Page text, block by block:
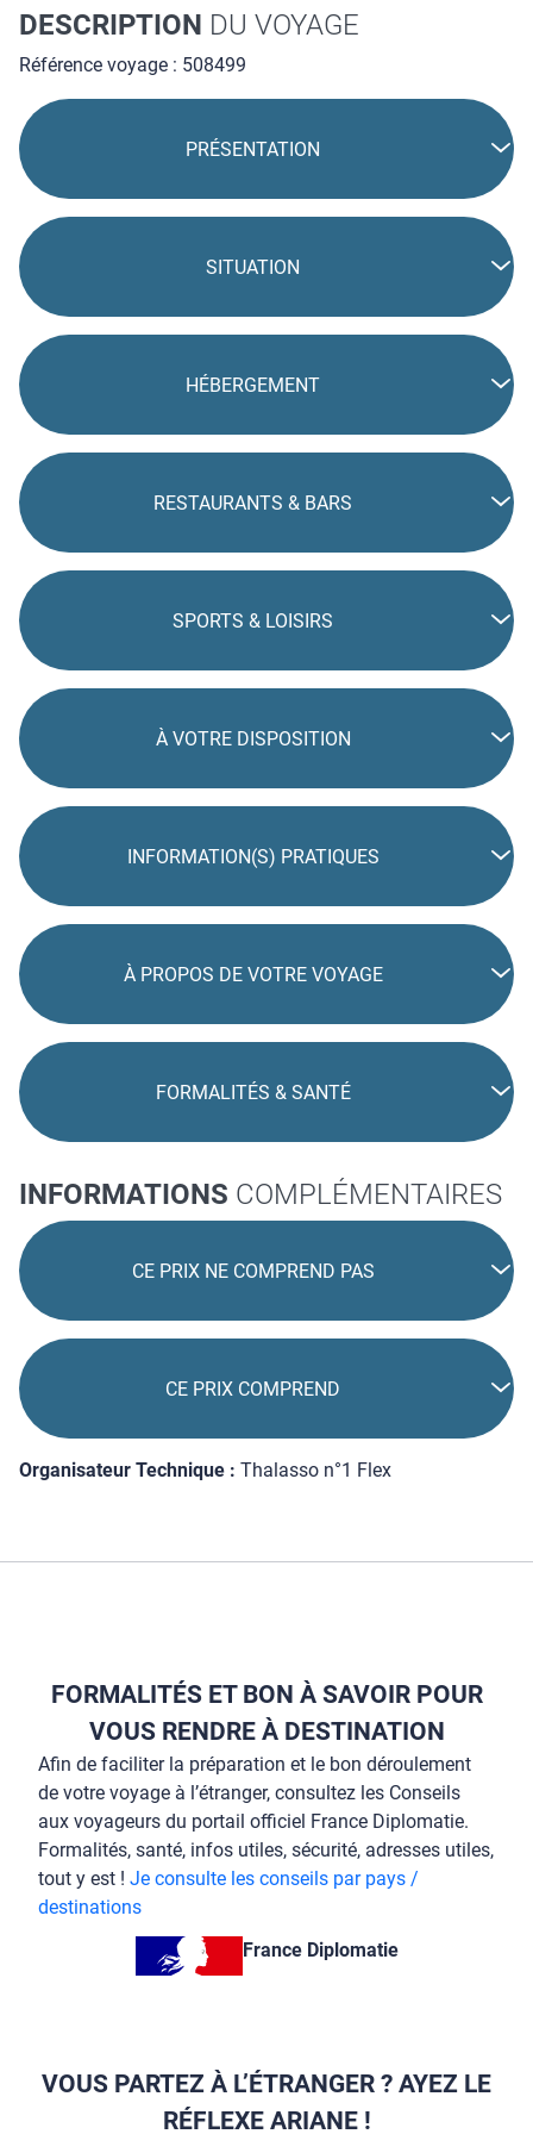
DESCRIPTION DU VOYAGE
Référence voyage : 508499
PRÉSENTATION
SITUATION
HÉBERGEMENT
RESTAURANTS & BARS
SPORTS & LOISIRS
À VOTRE DISPOSITION
INFORMATION(S) PRATIQUES
À PROPOS DE VOTRE VOYAGE
FORMALITÉS & SANTÉ
INFORMATIONS COMPLÉMENTAIRES
CE PRIX NE COMPREND PAS
CE PRIX COMPREND
Organisateur Technique : Thalasso n°1 Flex
FORMALITÉS ET BON À SAVOIR POUR
VOUS RENDRE À DESTINATION
Afin de faciliter la préparation et le bon déroulement
de votre voyage à l’étranger, consultez les Conseils
aux voyageurs du portail officiel France Diplomatie.
Formalités, santé, infos utiles, sécurité, adresses utiles,
tout y est ! Je consulte les conseils par pays /
destinations
France Diplomatie
VOUS PARTEZ À L’ÉTRANGER ? AYEZ LE
RÉFLEXE ARIANE !